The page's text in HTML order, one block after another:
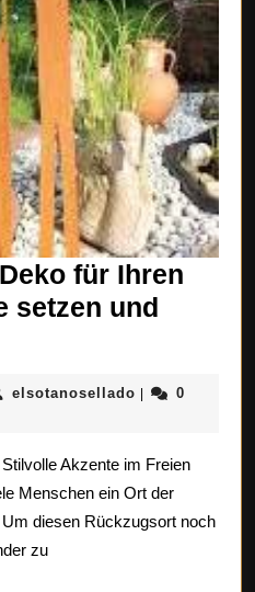
für Ihren
setzen und
elsotanosellado |
0
Akzente im Freien
Menschen ein Ort der
diesen Rückzugsort noch
zu